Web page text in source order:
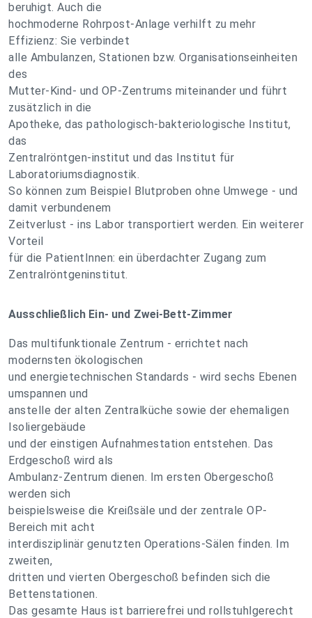
beruhigt. Auch die
hochmoderne Rohrpost-Anlage verhilft zu mehr
Effizienz: Sie verbindet
alle Ambulanzen, Stationen bzw. Organisationseinheiten
des
Mutter-Kind- und OP-Zentrums miteinander und führt
zusätzlich in die
Apotheke, das pathologisch-bakteriologische Institut,
das
Zentralröntgen-institut und das Institut für
Laboratoriumsdiagnostik.
So können zum Beispiel Blutproben ohne Umwege - und
damit verbundenem
Zeitverlust - ins Labor transportiert werden. Ein weiterer
Vorteil
für die PatientInnen: ein überdachter Zugang zum
Zentralröntgeninstitut.
Ausschließlich Ein- und Zwei-Bett-Zimmer
Das multifunktionale Zentrum - errichtet nach
modernsten ökologischen
und energietechnischen Standards - wird sechs Ebenen
umspannen und
anstelle der alten Zentralküche sowie der ehemaligen
Isoliergebäude
und der einstigen Aufnahmestation entstehen. Das
Erdgeschoß wird als
Ambulanz-Zentrum dienen. Im ersten Obergeschoß
werden sich
beispielsweise die Kreißsäle und der zentrale OP-
Bereich mit acht
interdisziplinär genutzten Operations-Sälen finden. Im
zweiten,
dritten und vierten Obergeschoß befinden sich die
Bettenstationen.
Das gesamte Haus ist barrierefrei und rollstuhlgerecht